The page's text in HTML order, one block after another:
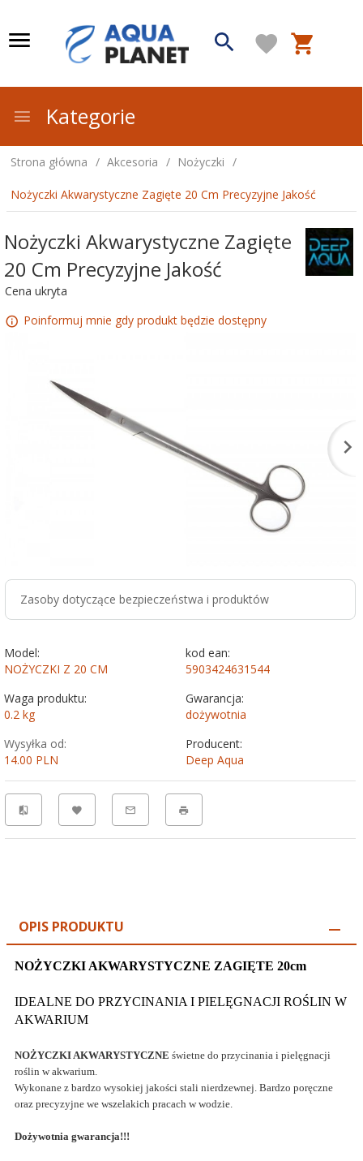
Kategorie
Strona główna Akcesoria Nożyczki
Nożyczki Akwarystyczne Zagięte 20 Cm Precyzyjne Jakość
Nożyczki Akwarystyczne Zagięte
20 Cm Precyzyjne Jakość
Cena ukryta
Poinformuj mnie gdy produkt będzie dostępny
Zasoby dotyczące bezpieczeństwa i produktów
Model:
NOŻYCZKI Z 20 CM
kod ean:
5903424631544
Waga produktu:
0.2 kg
Gwarancja:
dożywotnia
Wysyłka od:
14.00 PLN
Producent:
Deep Aqua
OPIS PRODUKTU
NOŻYCZKI AKWARYSTYCZNE ZAGIĘTE 20cm
IDEALNE DO PRZYCINANIA I PIELĘGNACJI ROŚLIN W
AKWARIUM
NOŻYCZKI AKWARYSTYCZNE świetne do przycinania i pielęgnacji
roślin w akwarium.
Wykonane z bardzo wysokiej jakości stali nierdzewnej. Bardzo poręczne
oraz precyzyjne we wszelakich pracach w wodzie.
Dożywotnia gwarancja!!!